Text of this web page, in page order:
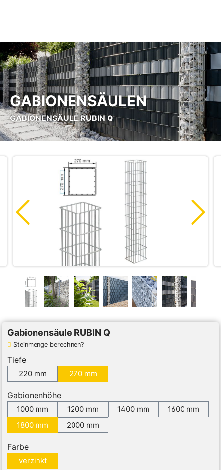
GABIONENSÄULEN
GABIONENSÄULE RUBIN Q
Gabionensäule RUBIN Q
Steinmenge berechnen?
Tiefe
220 mm 270 mm
Gabionenhöhe
1000 mm 1200 mm 1400 mm
1600 mm
1800 mm
2000 mm
Farbe
verzinkt